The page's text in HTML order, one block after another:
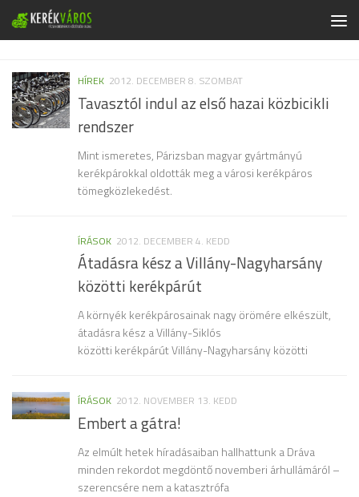
Skip to content
HÍREK 2012. DECEMBER 8. SZOMBAT
Tavasztól indul az első hazai közbicikli
rendszer
Mint ismeretes, Párizsban magyar gyártmányú
kerékpárokkal oldották meg a városi kerékpáros
tömegközlekedést.
ÍRÁSOK 2012. DECEMBER 4. KEDD
Átadásra kész a Villány-Nagyharsány
közötti kerékpárút
A környék kerékpárosainak nagy örömére elkészült,
átadásra kész a Villány-Siklós
közötti kerékpárút Villány-Nagyharsány közötti
ÍRÁSOK 2012. NOVEMBER 13. KEDD
Embert a gátra!
Az elmúlt hetek híradásaiban hallhattunk a Dráva
minden rekordot megdöntő novemberi árhullámáról –
szerencsére nem a katasztrófa